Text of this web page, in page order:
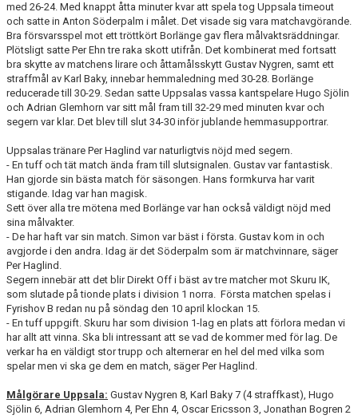
med 26-24. Med knappt åtta minuter kvar att spela tog Uppsala timeout
och satte in Anton Söderpalm i målet. Det visade sig vara matchavgörande.
Bra försvarsspel mot ett tröttkört Borlänge gav flera målvaktsräddningar.
Plötsligt satte Per Ehn tre raka skott utifrån. Det kombinerat med fortsatt
bra skytte av matchens lirare och åttamålsskytt Gustav Nygren, samt ett
straffmål av Karl Baky, innebar hemmaledning med 30-28. Borlänge
reducerade till 30-29. Sedan satte Uppsalas vassa kantspelare Hugo Sjölin
och Adrian Glemhorn var sitt mål fram till 32-29 med minuten kvar och
segern var klar. Det blev till slut 34-30 inför jublande hemmasupportrar.
Uppsalas tränare Per Haglind var naturligtvis nöjd med segern.
- En tuff och tät match ända fram till slutsignalen. Gustav var fantastisk.
Han gjorde sin bästa match för säsongen. Hans formkurva har varit
stigande. Idag var han magisk.
Sett över alla tre mötena med Borlänge var han också väldigt nöjd med
sina målvakter.
- De har haft var sin match. Simon var bäst i första. Gustav kom in och
avgjorde i den andra. Idag är det Söderpalm som är matchvinnare, säger
Per Haglind.
Segern innebär att det blir Direkt Off i bäst av tre matcher mot Skuru IK,
som slutade på tionde plats i division 1 norra. Första matchen spelas i
Fyrishov B redan nu på söndag den 10 april klockan 15.
- En tuff uppgift. Skuru har som division 1-lag en plats att förlora medan vi
har allt att vinna. Ska bli intressant att se vad de kommer med för lag. De
verkar ha en väldigt stor trupp och alternerar en hel del med vilka som
spelar men vi ska ge dem en match, säger Per Haglind.
Målgörare Uppsala: Gustav Nygren 8, Karl Baky 7 (4 straffkast), Hugo
Sjölin 6, Adrian Glemhorn 4, Per Ehn 4, Oscar Ericsson 3, Jonathan Bogren 2